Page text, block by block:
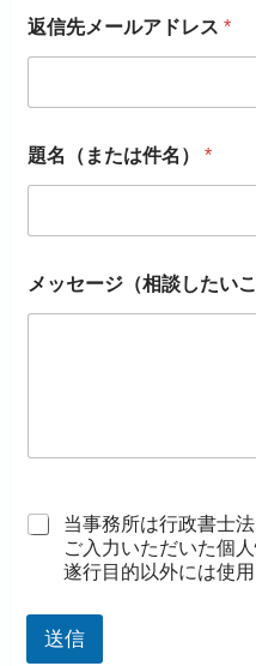
返信先メールアドレス*
題名（または件名）*
メッセージ（相談したい
当事務所は行政書士
ご入力いただいた個
遂行目的以外には使用
送信